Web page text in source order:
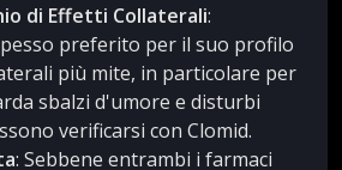
di Effetti Collaterali:
preferito per il suo profilo
più mite, in particolare per
sbalzi d'umore e disturbi
verificarsi con Clomid.
: Sebbene entrambi i farmaci